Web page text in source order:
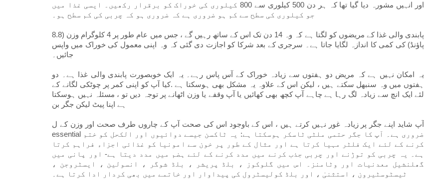
اور انہیں مشورہ دیا گیا تھا کہ ہر دن 500 کیلوری سے 800 کیلوری کی خوراک کو برقرار رکھیں۔ ایسی غذا میں
جو کیلوری کی سطح سے کم ہو ضروری ہے کہ ضروری ہو کہ چربی کی کم سطح ہو۔
پابندی والی غذا کے مریضوں کو لگتا ہے کہ وہ 14 دن تک اس کے ساتھ رہیں گے ، جس میں عام طور پر 4 کلوگرام وزن (8.8
پاؤنڈ) کی کمی کا اندازہ لگایا جاتا ہے۔ سرجری کے بعد شرکا کو اجازت دی گئی کہ وہ اپنی معمول کی خوراک میں واپس
جائیں۔
یہ امکان نہیں ہے کہ مریض دو ہفتوں سے زیادہ خوراک کے آس پاس رہے۔ یہ ایک خوبصورت پابندی والی غذا ہے۔ دو
ہفتوں میں وہ سنبھل سکتے ہیں ، لیکن اس کے علاوہ یہ مشکل بھی ہوسکتا ہے .کیا آپ کو اپنی کمر پر چوٹکی لگانے کے
لئے ایک انچ سے زیادہ لگ رہا ہے چاہے آپ کچھ بھی کھائیں یا آپ وقفے یا وزن اٹھانے پر توجہ دیں تو ، مسئلہ نہیں ہوسکتا
ہے اپنا پیٹ لیکن جگر بن
آپ شاید اپنے جگر پر زیادہ غور نہیں کرتے ہیں ، اس کے باوجود اس کی صحت آپ کے چاروں طرف صحت اور وزن کے ل
essential ضروری ہے۔ آپ کا جگر حتمی ملٹی ٹاسکر ہوسکتا ہے: یہ ٹاکسن جیسے دوائیوں اور الکحل کو ختم
کرنے کے لئے ایک فلٹر مہیا کرتا ہے اور مثال کے طور پر خون سے امونیا کو غذائی اجزاء فراہم کرتا
ہے۔ یہ چربی کو توڑنے اور چربی جذب کرنے میں مدد کرنے کے لئے ہضم میں مدد دیتا ہے- اور پانی میں
گھلنشیل معدنیات اور وٹامنز۔ اس میں گلوکوز ، بلڈ پریشر ، بلڈ شوگر ، انسولین ، ایسٹروجن ،
ٹیسٹوسٹیرون ، استثنیٰ ، اور بلڈ کولیسٹرول کی پیداوار اور خاتمے میں بھی کردار ادا کرتا ہے۔